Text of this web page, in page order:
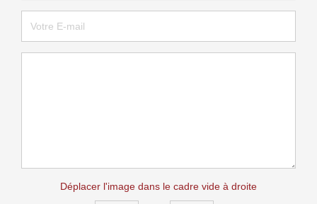
Déplacer l'image dans le cadre vide à droite